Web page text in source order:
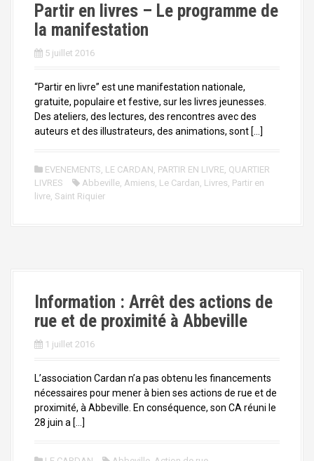
Partir en livres – Le programme de
la manifestation
5 juillet 2016
“Partir en livre” est une manifestation nationale,
gratuite, populaire et festive, sur les livres jeunesses.
Des ateliers, des lectures, des rencontres avec des
auteurs et des illustrateurs, des animations, sont […]
EVENEMENTS, LE CARDAN, PARTIR EN LIVRE, QUARTIER
LIVRES
Abbeville, Amiens, Le Cardan, Livres, Partir en
livre, Saint Riquier
Information : Arrêt des actions de
rue et de proximité à Abbeville
1 juillet 2016
L’association Cardan n’a pas obtenu les financements
nécessaires pour mener à bien ses actions de rue et de
proximité, à Abbeville. En conséquence, son CA réuni le
28 juin a […]